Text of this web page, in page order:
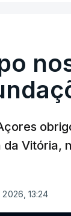
da Vitória,
13:24